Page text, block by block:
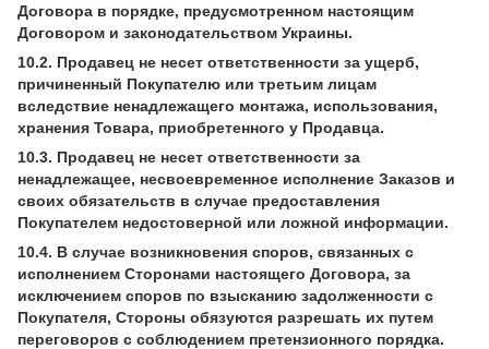
Договора в порядке, предусмотренном настоящим
Договором и законодательством Украины.
10.2. Продавец не несет ответственности за ущерб,
причиненный Покупателю или третьим лицам
вследствие ненадлежащего монтажа, использования,
хранения Товара, приобретенного у Продавца.
10.3. Продавец не несет ответственности за
ненадлежащее, несвоевременное исполнение Заказов и
своих обязательств в случае предоставления
Покупателем недостоверной или ложной информации.
10.4. В случае возникновения споров, связанных с
исполнением Сторонами настоящего Договора, за
исключением споров по взысканию задолженности с
Покупателя, Стороны обязуются разрешать их путем
переговоров с соблюдением претензионного порядка.